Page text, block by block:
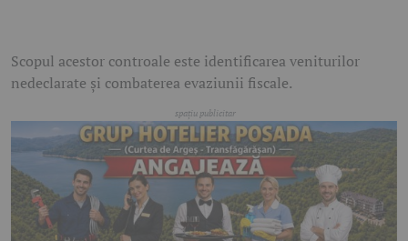
Scopul acestor controale este identificarea veniturilor
nedeclarate și combaterea evaziunii fiscale.